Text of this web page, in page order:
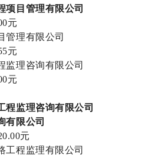
项目管理有限公司
元
管理有限公司
元
监理咨询有限公司
元
程监理咨询有限公司
有限公司
元
工程监理有限公司